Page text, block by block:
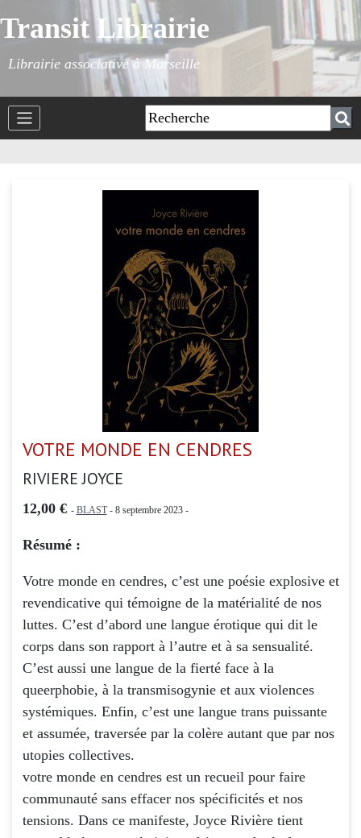
Transit Librairie
Librairie associative à Marseille
VOTRE MONDE EN CENDRES
RIVIERE JOYCE
12,00 € - BLAST- 8 septembre 2023 -
Résumé :
Votre monde en cendres, c’est une poésie explosive et
revendicative qui témoigne de la matérialité de nos
luttes. C’est d’abord une langue érotique qui dit le
corps dans son rapport à l’autre et à sa sensualité.
C’est aussi une langue de la fierté face à la
queerphobie, à la transmisogynie et aux violences
systémiques. Enfin, c’est une langue trans puissante
et assumée, traversée par la colère autant que par nos
utopies collectives.
votre monde en cendres est un recueil pour faire
communauté sans effacer nos spécificités et nos
tensions. Dans ce manifeste, Joyce Rivière tient